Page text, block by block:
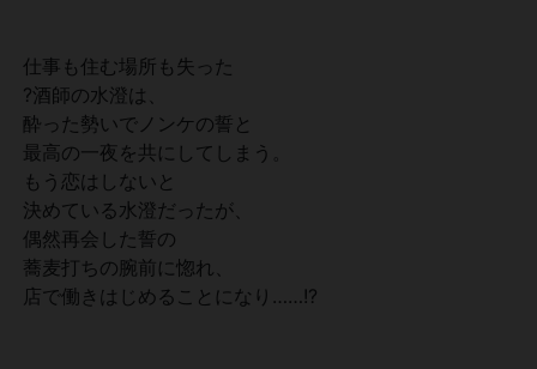
仕事も住む場所も失った
?酒師の水澄は、
酔った勢いでノンケの誓と
最高の一夜を共にしてしまう。
もう恋はしないと
決めている水澄だったが、
偶然再会した誓の
蕎麦打ちの腕前に惚れ、
店で働きはじめることになり……!?